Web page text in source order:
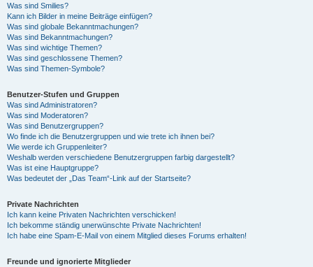
Was sind Smilies?
Kann ich Bilder in meine Beiträge einfügen?
Was sind globale Bekanntmachungen?
Was sind Bekanntmachungen?
Was sind wichtige Themen?
Was sind geschlossene Themen?
Was sind Themen-Symbole?
Benutzer-Stufen und Gruppen
Was sind Administratoren?
Was sind Moderatoren?
Was sind Benutzergruppen?
Wo finde ich die Benutzergruppen und wie trete ich ihnen bei?
Wie werde ich Gruppenleiter?
Weshalb werden verschiedene Benutzergruppen farbig dargestellt?
Was ist eine Hauptgruppe?
Was bedeutet der „Das Team“-Link auf der Startseite?
Private Nachrichten
Ich kann keine Privaten Nachrichten verschicken!
Ich bekomme ständig unerwünschte Private Nachrichten!
Ich habe eine Spam-E-Mail von einem Mitglied dieses Forums erhalten!
Freunde und ignorierte Mitglieder